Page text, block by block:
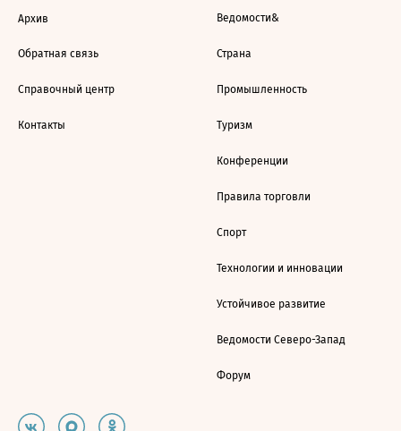
Архив
Обратная связь
Справочный центр
Контакты
Ведомости&
Страна
Промышленность
Туризм
Конференции
Правила торговли
Спорт
Технологии и инновации
Устойчивое развитие
Ведомости Северо-Запад
Форум